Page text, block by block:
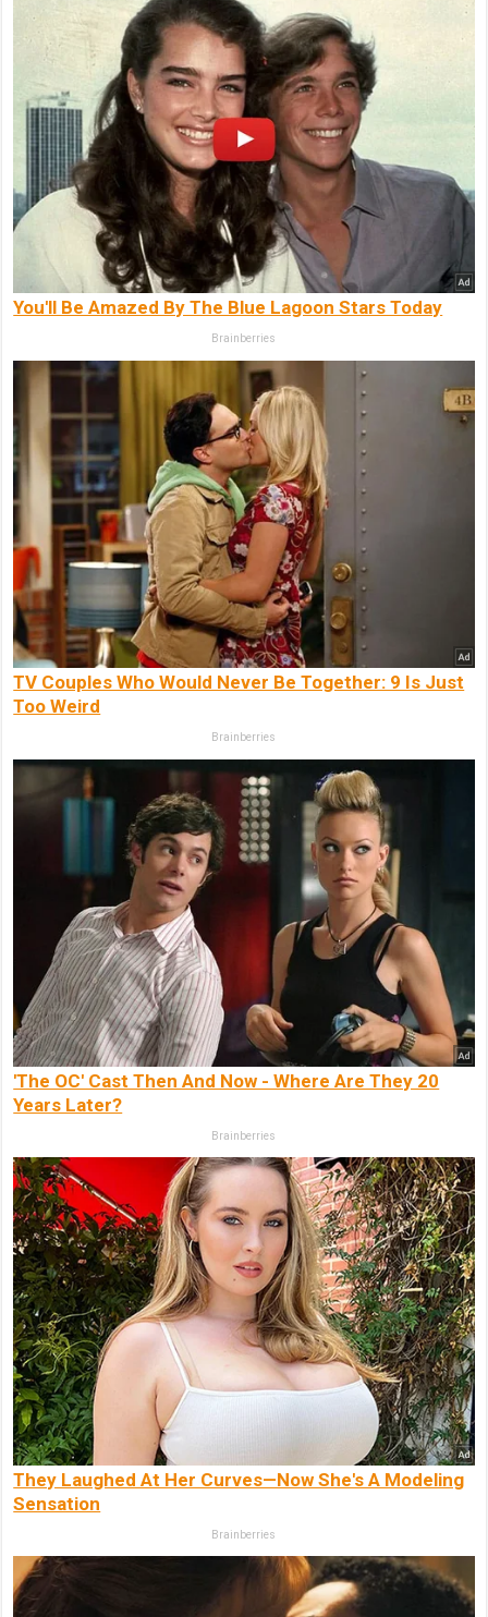
You'll Be Amazed By The Blue Lagoon Stars Today
Brainberries
TV Couples Who Would Never Be Together: 9 Is Just
Too Weird
Brainberries
'The OC' Cast Then And Now - Where Are They 20
Years Later?
Brainberries
They Laughed At Her Curves—Now She's A Modeling
Sensation
Brainberries